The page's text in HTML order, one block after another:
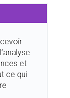
et
ce qui